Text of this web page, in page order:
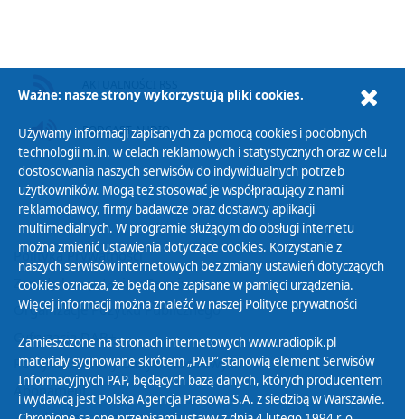
PODCAST AUDIO
Polityka Prywatności
Zasady korzystania z Serwisu
Organizacje Pożytku Publicznego
Cyfryzacja DAB+
Polityka ochrony danych osobowych
Abonament
Ważne: nasze strony wykorzystują pliki cookies.
Używamy informacji zapisanych za pomocą cookies i podobnych
technologii m.in. w celach reklamowych i statystycznych oraz w celu
dostosowania naszych serwisów do indywidualnych potrzeb
użytkowników. Mogą też stosować je współpracujący z nami
reklamodawcy, firmy badawcze oraz dostawcy aplikacji
multimedialnych. W programie służącym do obsługi internetu
można zmienić ustawienia dotyczące cookies. Korzystanie z
naszych serwisów internetowych bez zmiany ustawień dotyczących
cookies oznacza, że będą one zapisane w pamięci urządzenia.
Więcej informacji można znaleźć w naszej Polityce prywatności
Zamieszczone na stronach internetowych www.radiopik.pl
materiały sygnowane skrótem „PAP” stanowią element Serwisów
Informacyjnych PAP, będących bazą danych, których producentem
i wydawcą jest Polska Agencja Prasowa S.A. z siedzibą w Warszawie.